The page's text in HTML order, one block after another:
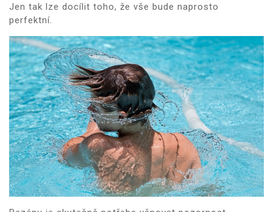
Jen tak lze docílit toho, že vše bude naprosto
perfektní.